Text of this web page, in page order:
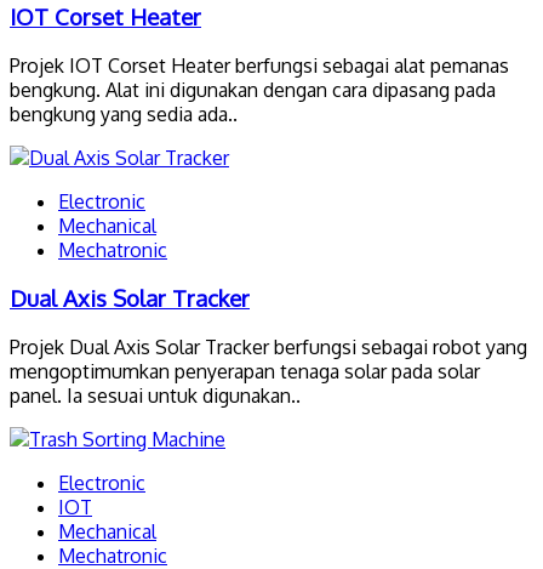
IOT Corset Heater
Projek IOT Corset Heater berfungsi sebagai alat pemanas
bengkung. Alat ini digunakan dengan cara dipasang pada
bengkung yang sedia ada..
Electronic
Mechanical
Mechatronic
Dual Axis Solar Tracker
Projek Dual Axis Solar Tracker berfungsi sebagai robot yang
mengoptimumkan penyerapan tenaga solar pada solar
panel. Ia sesuai untuk digunakan..
Electronic
IOT
Mechanical
Mechatronic